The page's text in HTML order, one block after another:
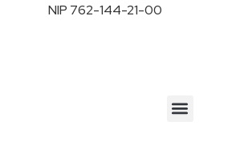
NIP 762-144-21-00